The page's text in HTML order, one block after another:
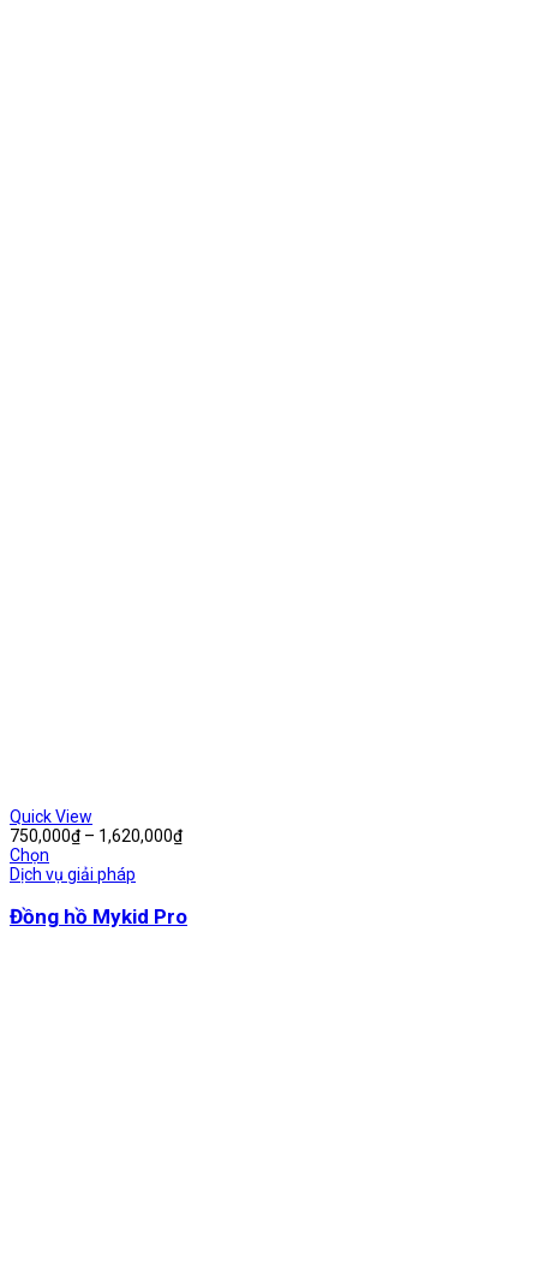
Quick View
750,000₫ – 1,620,000₫Khoảng
đến
1,620,000₫
Chọn
Dịch vụ giải pháp
Đồng hồ Mykid Pro